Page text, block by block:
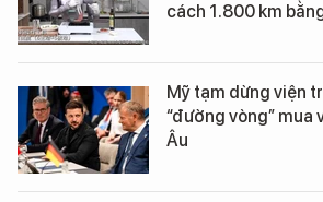
cách 1.800 km
Mỹ tạm dừng viện
“đường vòng” mua
Âu